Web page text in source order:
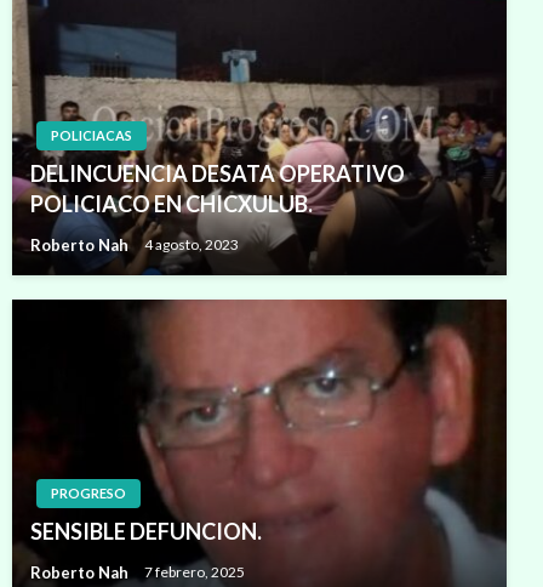
POLICIACAS
DELINCUENCIA DESATA OPERATIVO
POLICIACO EN CHICXULUB.
Roberto Nah 4 agosto, 2023
PROGRESO
SENSIBLE DEFUNCION.
Roberto Nah 7 febrero, 2025